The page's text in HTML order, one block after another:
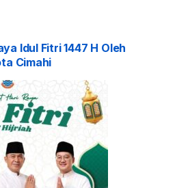
Idul Fitri 1447 H Oleh
Cimahi